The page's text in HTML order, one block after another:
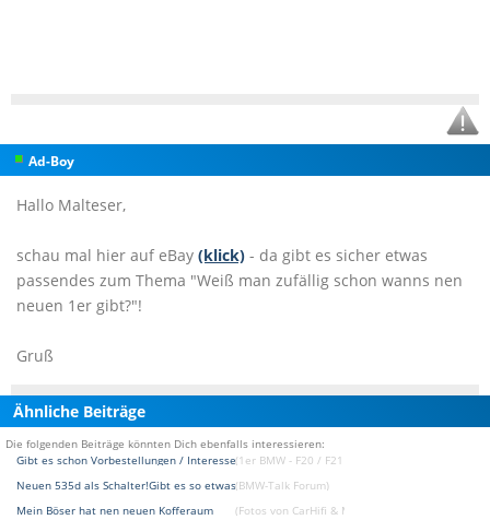
Ad-Boy
Hallo Malteser,
schau mal hier auf eBay (klick) - da gibt es sicher etwas
passendes zum Thema "Weiß man zufällig schon wanns nen
neuen 1er gibt?"!
Gruß
Ähnliche Beiträge
Die folgenden Beiträge könnten Dich ebenfalls interessieren:
Gibt es schon Vorbestellungen / Interesse 1er F20?(1er BMW - F20 / F21 Forum)
Neuen 535d als Schalter!Gibt es so etwas schon?(BMW-Talk Forum)
Mein Böser hat nen neuen Kofferaum
(Fotos von CarHifi & Multimedia Einbauten